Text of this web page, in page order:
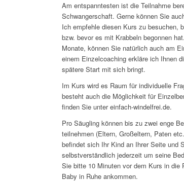
Am entspanntesten ist die Teilnahme
Schwangerschaft. Gerne können Sie
Ich empfehle diesen Kurs zu besuchen,
bzw. bevor es mit Krabbeln begonnen
Monate, können Sie natürlich auch am
einem Einzelcoaching erkläre ich Ihnen
spätere Start mit sich bringt.
Im Kurs wird es Raum für individuelle
besteht auch die Möglichkeit für
finden Sie unter einfach-windelfrei.de.
Pro Säugling können bis zu zwei enge
teilnehmen (Eltern, Großeltern, Paten
befindet sich Ihr Kind an Ihrer Seite und
selbstverständlich jederzeit um seine
Sie bitte 10 Minuten vor dem Kurs in die
Baby in Ruhe ankommen.